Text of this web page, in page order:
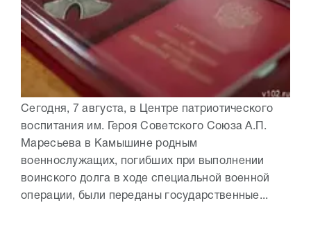
Сегодня, 7 августа, в Центре патриотического
воспитания им. Героя Советского Союза А.П.
Маресьева в Камышине родным
военнослужащих, погибших при выполнении
воинского долга в ходе специальной военной
операции, были переданы государственные...